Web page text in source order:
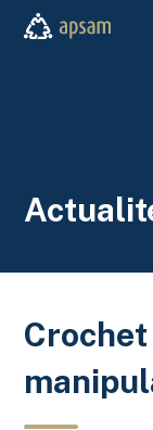
Aller au contenu